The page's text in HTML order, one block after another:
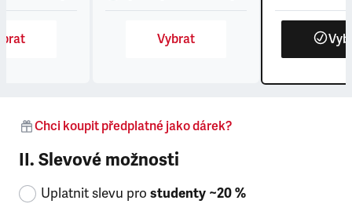
Vybrat
Chci koupit předplatné jako dárek?
II. Slevové možnosti
Uplatnit slevu pro studenty ~20 %